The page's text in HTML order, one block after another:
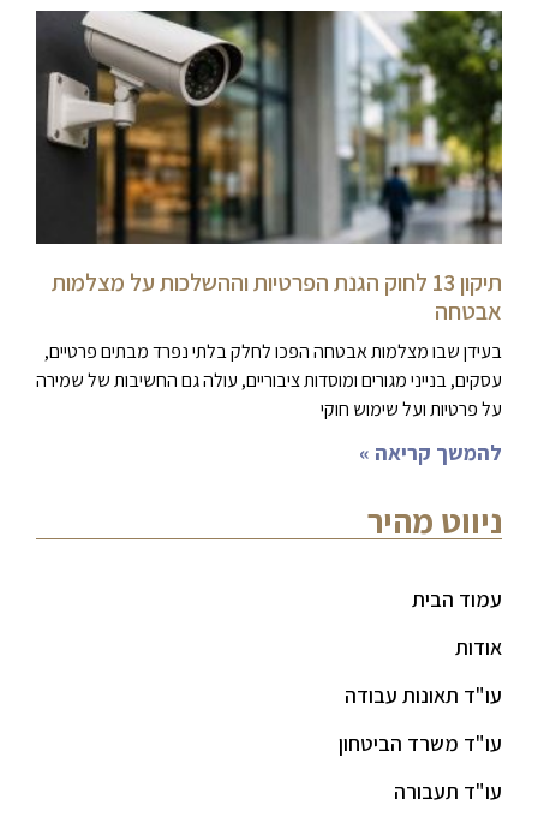
תיקון 13 לחוק הגנת הפרטיות וההשלכות על מצלמות
אבטחה
בעידן שבו מצלמות אבטחה הפכו לחלק בלתי נפרד מבתים פרטיים,
עסקים, בנייני מגורים ומוסדות ציבוריים, עולה גם החשיבות של שמירה
על פרטיות ועל שימוש חוקי
להמשך קריאה »
ניווט מהיר
עמוד הבית
אודות
עו"ד תאונות עבודה
עו"ד משרד הביטחון
עו"ד תעבורה